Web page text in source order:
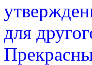
для